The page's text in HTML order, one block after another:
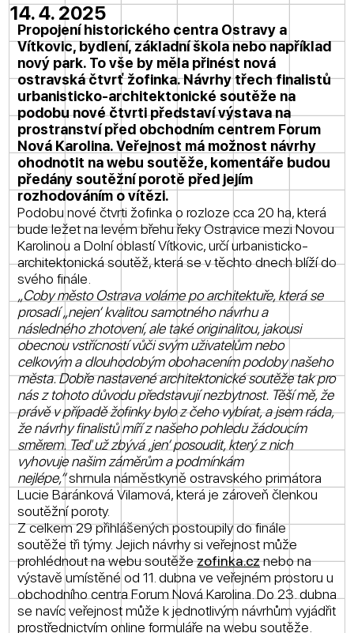
14. 4. 2025
Propojení historického centra Ostravy a
Vítkovic, bydlení, základní škola nebo například
nový park. To vše by měla přinést nová
ostravská čtvrť žofinka. Návrhy třech finalistů
urbanisticko-architektonické soutěže na
podobu nové čtvrti představí výstava na
prostranství před obchodním centrem Forum
Nová Karolina. Veřejnost má možnost návrhy
ohodnotit na webu soutěže, komentáře budou
předány soutěžní porotě před jejím
rozhodováním o vítězi.
Podobu nové čtvrti žofinka o rozloze cca 20 ha, která
bude ležet na levém břehu řeky Ostravice mezi Novou
Karolinou a Dolní oblastí Vítkovic, určí urbanisticko-
architektonická soutěž, která se v těchto dnech blíží do
svého finále.
„Coby město Ostrava voláme po architektuře, která se
prosadí „nejen‘ kvalitou samotného návrhu a
následného zhotovení, ale také originalitou, jakousi
obecnou vstřícností vůči svým uživatelům nebo
celkovým a dlouhodobým obohacením podoby našeho
města. Dobře nastavené architektonické soutěže tak pro
nás z tohoto důvodu představují nezbytnost. Těší mě, že
právě v případě žofinky bylo z čeho vybírat, a jsem ráda,
že návrhy finalistů míří z našeho pohledu žádoucím
směrem. Teď už zbývá ‚jen‘ posoudit, který z nich
vyhovuje našim záměrům a podmínkám
nejlépe,“shrnula náměstkyně ostravského primátora
Lucie Baránková Vilamová, která je zároveň členkou
soutěžní poroty.
Z celkem 29 přihlášených postoupily do finále
soutěže tři týmy. Jejich návrhy si veřejnost může
prohlédnout na webu soutěžezofinka.cznebo na
výstavě umístěné od 11. dubna ve veřejném prostoru u
obchodního centra Forum Nová Karolina. Do 23. dubna
se navíc veřejnost může k jednotlivým návrhům vyjádřit
prostřednictvím online formuláře na webu soutěže.